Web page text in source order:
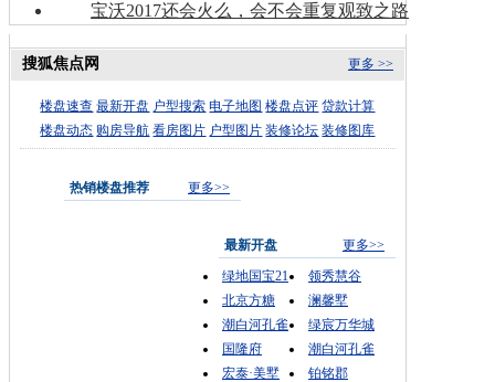
宝沃2017还会火么，会不会重复观致之路
更多 >>
搜狐焦点网
楼盘速查 最新开盘 户型搜索 电子地图 楼盘点评 贷款计算
楼盘动态 购房导航 看房图片 户型图片 装修论坛 装修图库
热销楼盘推荐 更多>>
最新开盘
更多>>
绿地国宝21
领秀慧谷
北京方糖
澜馨墅
潮白河孔雀
绿宸万华城
国隆府
潮白河孔雀
宏泰·美墅
铂铭郡